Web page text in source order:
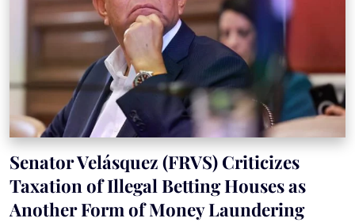
Senator Velásquez (FRVS) Criticizes
Taxation of Illegal Betting Houses as
Another Form of Money Laundering